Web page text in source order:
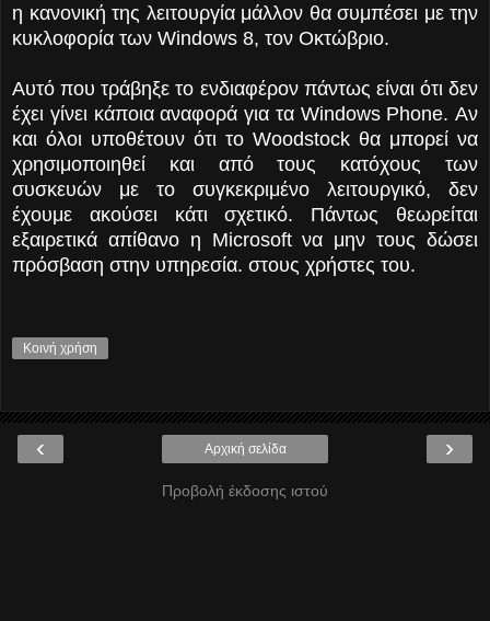
η κανονική της λειτουργία μάλλον θα συμπέσει με την
κυκλοφορία των Windows 8, τον Οκτώβριο.
Αυτό που τράβηξε το ενδιαφέρον πάντως είναι ότι δεν
έχει γίνει κάποια αναφορά για τα Windows Phone. Αν
και όλοι υποθέτουν ότι το Woodstock θα μπορεί να
χρησιμοποιηθεί και από τους κατόχους των
συσκευών με το συγκεκριμένο λειτουργικό, δεν
έχουμε ακούσει κάτι σχετικό. Πάντως θεωρείται
εξαιρετικά απίθανο η Microsoft να μην τους δώσει
πρόσβαση στην υπηρεσία. στους χρήστες του.
Κοινή χρήση
‹ ›
Αρχική σελίδα
Προβολή έκδοσης ιστού